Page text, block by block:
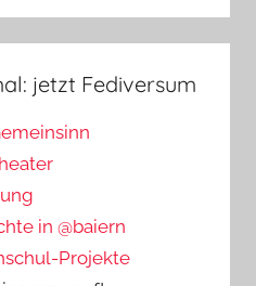
jetzt Fediversum
in @baiern
Projekte